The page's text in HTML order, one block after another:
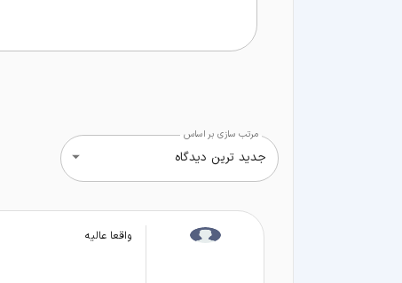
مرتب سازی بر اساس
جدید ترین دیدگاه
واقعا عالیه